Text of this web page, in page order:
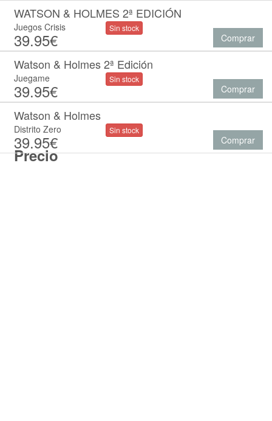
Precio
WATSON & HOLMES 2ª EDICIÓN
Juegos Crisis
39.95€
Sin stock
Comprar
Watson & Holmes 2ª Edición
Juegame
39.95€
Sin stock
Comprar
Watson & Holmes
Distrito Zero
39.95€
Sin stock
Comprar